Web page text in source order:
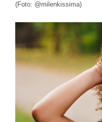
(Foto: @milenkissima)